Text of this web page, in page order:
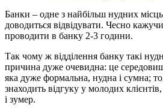
Банки – одне з найбільш нудних
доводиться відвідувати. Чесно
проводити в банку 2-3 години.
Так чому ж відділення банку такі
причина дуже очевидна: це
яка дуже формальна, нудна і сумна;
знаходить відгуку у молодих
і зумер.